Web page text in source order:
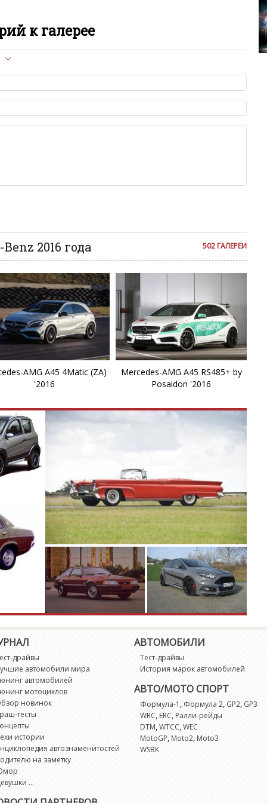
к галерее
на сайте, вам нужно придерживаться
быть слишком короткой — избегайте односложных и чисто
от предмета обсуждения.
в комментарие оскорбления и нецензурную лексику, а
и высказывания, направленные на разжигание расовой,
комментарии публикуются только после модерации, поэтому
сайте с некоторым опозданием.
502 ГАЛЕРЕИ
2016 года
AMG A45 4Matic (ZA)
'2016
Mercedes-AMG A45 RS485+ by
Posaidon '2016
драйвы
автомобили мира
автомобилей
мотоциклов
новинок
тесты
истории
автознаменитостей
на заметку
...
АВТОМОБИЛИ
Тест-драйвы
История марок автомобилей
АВТО/МОТО СПОРТ
Формула-1 , Формула 2, GP2, GP3
WRC,ERC,Ралли-рейды
DTM,WTCC,WEC
MotoGP,Moto2,Moto3
WSBK